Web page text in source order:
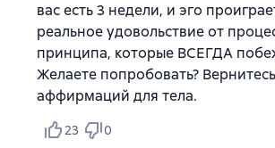
вас есть 3 недели, и эго
реальное удовольствие от
принципа, которые ВСЕГДА
Желаете попробовать?
аффирмаций для тела.
23 0